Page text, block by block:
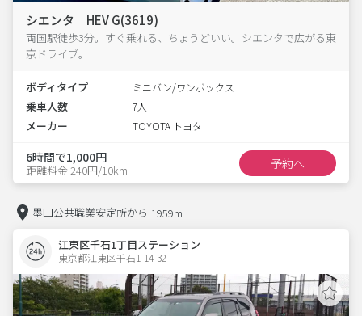
シエンタ HEV G(3619)
両国駅徒歩3分。すぐ乗れる、ちょうどいい。シエンタで広がる東
京ドライブ。
ボディタイプ ミニバン/ワンボックス
乗車人数 7人
メーカー TOYOTA トヨタ
6時間で1,000円
距離料金 240円/10km 予約へ
墨田公共職業安定所から 1959m
江東区千石1丁目ステーション
東京都江東区千石1-14-32